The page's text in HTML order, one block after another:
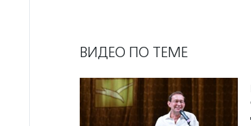
ВИДЕО ПО ТЕМЕ